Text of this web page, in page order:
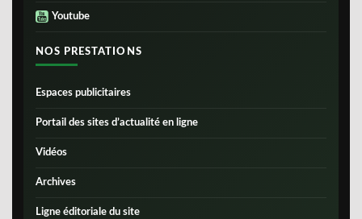
Youtube
NOS PRESTATIONS
Espaces publicitaires
Portail des sites d’actualité en ligne
Vidéos
Archives
Ligne éditoriale du site